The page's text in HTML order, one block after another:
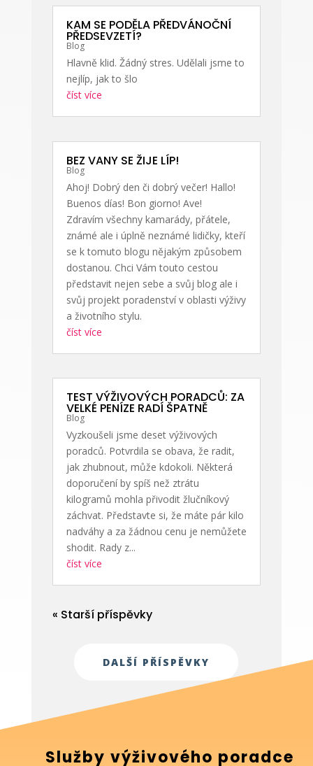
KAM SE PODĚLA PŘEDVÁNOČNÍ
PŘEDSEVZETÍ?
Blog
Hlavně klid. Žádný stres. Udělali jsme to
nejlíp, jak to šlo
číst více
BEZ VANY SE ŽIJE LÍP!
Blog
Ahoj! Dobrý den či dobrý večer! Hallo!
Buenos días! Bon giorno! Ave!
Zdravím všechny kamarády, přátele,
známé ale i úplně neznámé lidičky, kteří
se k tomuto blogu nějakým způsobem
dostanou. Chci Vám touto cestou
představit nejen sebe a svůj blog ale i
svůj projekt poradenství v oblasti výživy
a životního stylu.
číst více
TEST VÝŽIVOVÝCH PORADCŮ: ZA
VELKÉ PENÍZE RADÍ ŠPATNĚ
Blog
Vyzkoušeli jsme deset výživových
poradců. Potvrdila se obava, že radit,
jak zhubnout, může kdokoli. Některá
doporučení by spíš než ztrátu
kilogramů mohla přivodit žlučníkový
záchvat. Představte si, že máte pár kilo
nadváhy a za žádnou cenu je nemůžete
shodit. Rady z...
číst více
« Starší příspěvky
DALŠÍ PŘÍSPĚVKY
Služby výživového poradce